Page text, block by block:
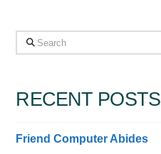
Search
RECENT POSTS
Friend Computer Abides